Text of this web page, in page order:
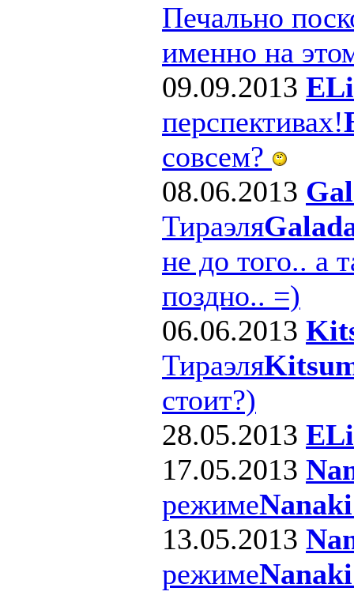
Печально
именно на
09.09.2013 ELi
перспективах!
совсем?
08.06.2013
Тираэля
не до того.. а
поздно.. =)
06.06.2013
Тираэля
стоит?)
28.05.2013 ELi
17.05.2013
режиме
13.05.2013
режиме